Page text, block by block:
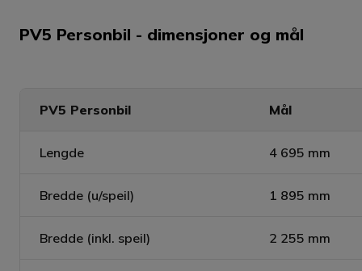
PV5 Personbil - dimensjoner og mål
PV5 Personbil Mål
Lengde 4 695 mm
Bredde (u/speil) 1 895 mm
Bredde (inkl. speil) 2 255 mm